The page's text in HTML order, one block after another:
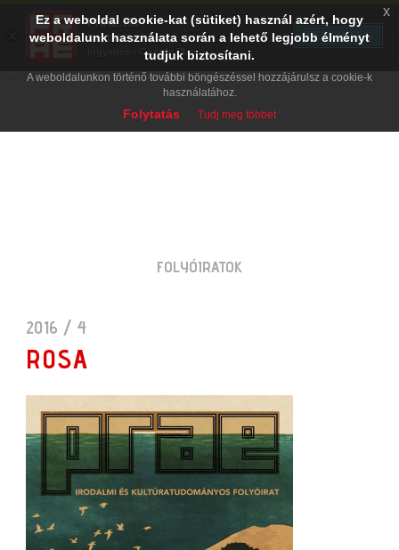
FOLYÓIRATOK
2016 / 4
ROSA
Ez a weboldal cookie-kat (sütiket) használ azért, hogy
weboldalunk használata során a lehető legjobb élményt
tudjuk biztosítani.
A weboldalunkon történő további böngészéssel hozzájárulsz a cookie-k
használatához.
Folytatás Tudj meg többet
x
PRAE.HU
Digital Evolution
Ingyenes - Google Play
TELEPÍTÉS